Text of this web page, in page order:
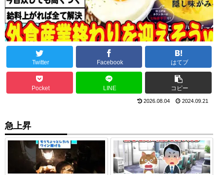
Twitter Facebook はてブ
Pocket LINE コピー
2026.08.04 2024.09.21
急上昇